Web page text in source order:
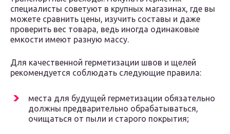
специалисты советуют в крупных магазинах, где вы
можете сравнить цены, изучить составы и даже
проверить вес товара, ведь иногда одинаковые
емкости имеют разную массу.
Для качественной герметизации швов и щелей
рекомендуется соблюдать следующие правила:
места для будущей герметизации обязательно
должны предварительно обрабатываться,
очищаться от пыли и старого покрытия;